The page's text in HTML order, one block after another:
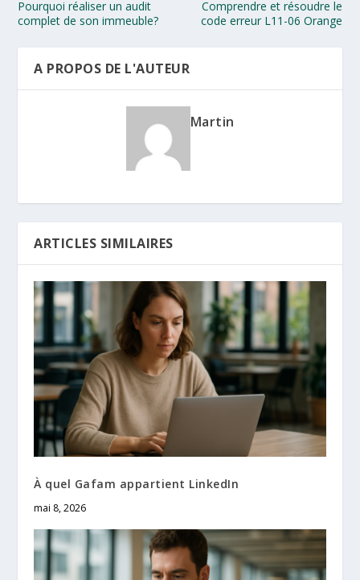
Pourquoi réaliser un audit
complet de son immeuble?
Comprendre et résoudre le
code erreur L11-06 Orange
A PROPOS DE L'AUTEUR
Martin
ARTICLES SIMILAIRES
À quel Gafam appartient LinkedIn
mai 8, 2026